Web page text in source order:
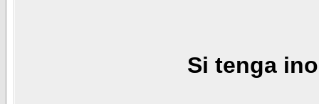
Si tenga